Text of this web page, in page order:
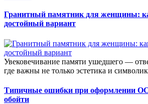
Гранитный памятник для женщины:
достойный вариант
Увековечивание памяти ушедшего —
где важны не только эстетика и
Типичные ошибки при оформлении
обойти